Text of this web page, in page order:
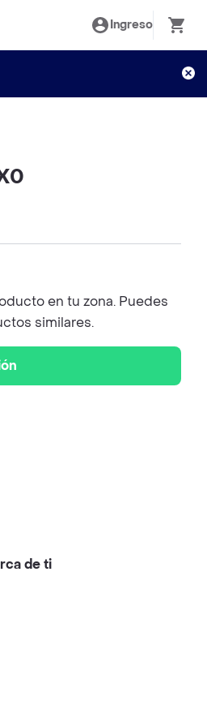
Ingreso
en tu zona. Puedes
similares.
de ti